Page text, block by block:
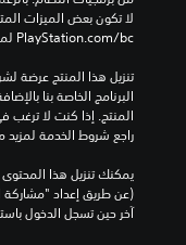
‎PlayStation.com/bc لمزيد من التفاصيل.
راجع شروط الخدمة لمزيد
آخر حين تسجل الدخول